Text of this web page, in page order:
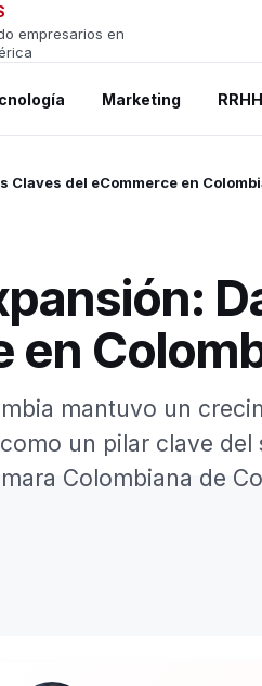
empresarios en
Marketing RRHH
Claves del eCommerce en
en
mantuvo un
un pilar clave del
Colombiana de